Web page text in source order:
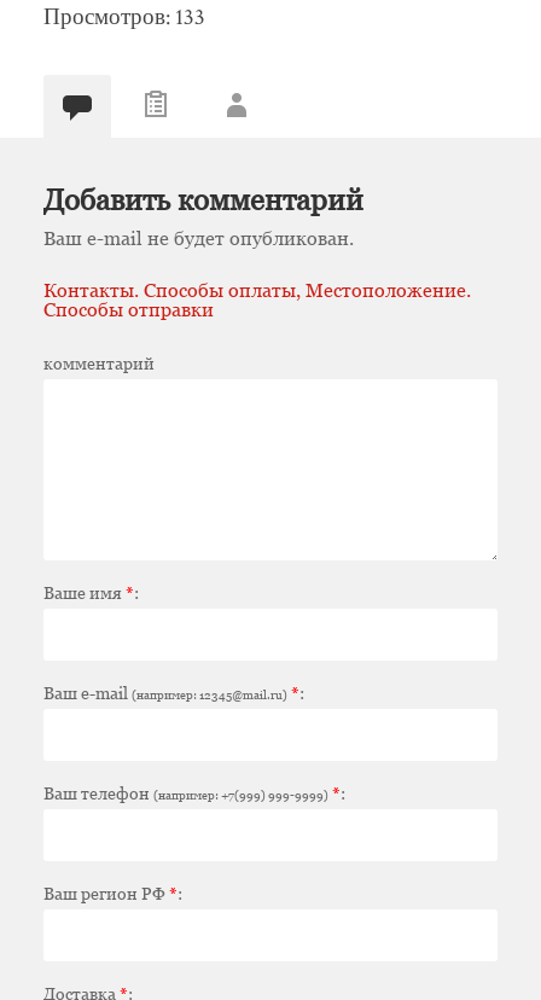
Просмотров: 133
Добавить комментарий
Ваш e-mail не будет опубликован.
Контакты. Способы оплаты, Местоположение.
Способы отправки
комментарий
Ваше имя*:
Ваш e-mail (например: 12345@mail.ru) *:
Ваш телефон (например: +7(999) 999-9999) *:
Ваш регион РФ*:
Доставка *: